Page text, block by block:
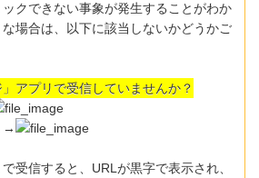
クできない事象が発生することがわか
場合は、以下に該当しないかどうかご
アプリで受信していませんか？
→
受信すると、URLが黒字で表示され、